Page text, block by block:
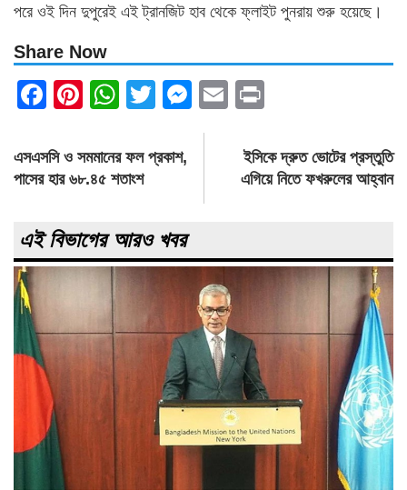
পরে ওই দিন দুপুরেই এই ট্রানজিট হাব থেকে ফ্লাইট পুনরায় শুরু হয়েছে।
Share Now
Facebook
Pinterest
WhatsApp
TwitterMessenger
Email
Post
navigation
এসএসসি ও সমমানের ফল প্রকাশ,
পাসের হার ৬৮.৪৫ শতাংশ
ইসিকে দ্রুত ভোটের প্রস্তুতি
এগিয়ে নিতে ফখরুলের আহ্বান
এই বিভাগের আরও খবর